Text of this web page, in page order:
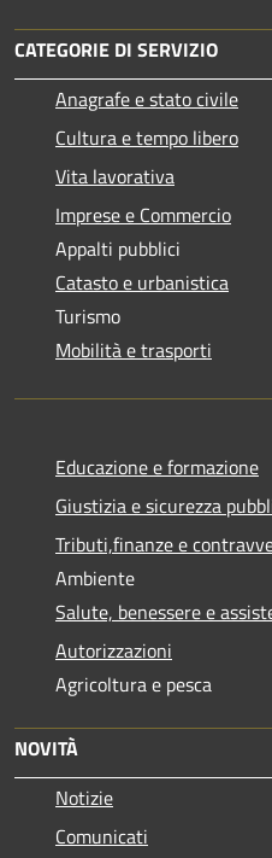
CATEGORIE DI SERVIZIO
Anagrafe e stato civile
Cultura e tempo libero
Vita lavorativa
Imprese e Commercio
Appalti pubblici
Catasto e urbanistica
Turismo
Mobilità e trasporti
Educazione e formazione
Giustizia e sicurezza
Tributi,finanze e
Ambiente
Salute, benessere e
Autorizzazioni
Agricoltura e pesca
NOVITÀ
Notizie
Comunicati